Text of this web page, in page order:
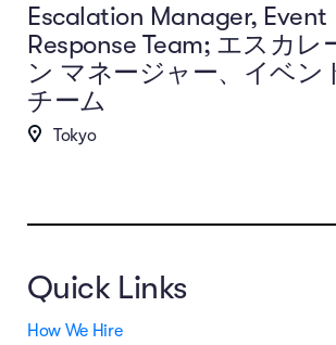
Escalation Manager, Event
Response Team; エスカレ
ン マネージャー、イベン
チーム
Tokyo
Quick Links
How We Hire